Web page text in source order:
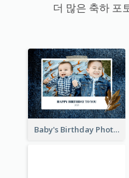
더 많은 축하 포
Baby's Birthday Photo Book